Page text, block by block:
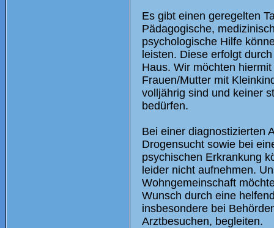
Es gibt einen geregelten
Pädagogische,
psychologische Hilfe
leisten. Diese erfolgt
Haus. Wir möchten
Frauen/Mutter mit
volljährig sind und keiner
bedürfen.
Bei einer diagnostizierten
Drogensucht sowie bei
psychischen Erkrankung
leider nicht aufnehmen.
Wohngemeinschaft
Wunsch durch eine
insbesondere bei
Arztbesuchen, begleiten.